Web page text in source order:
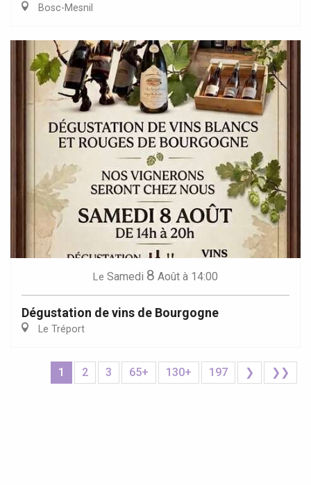
Bosc-Mesnil
Le Samedi 8 Août à 14:00
Dégustation de vins de Bourgogne
Le Tréport
1 2 3 65+ 130+ 197 ❯ ❯❯